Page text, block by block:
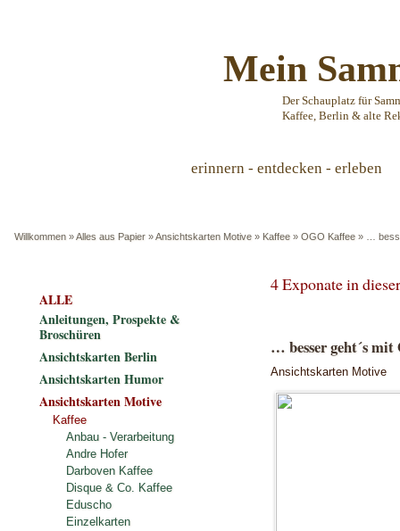
Mein
Der Schauplatz für
Kaffee, Berlin & alte
erinnern - entdecken - erleben
Willkommen »Alles aus Papier »Ansichtskarten Motive » Kaffee » OGO Kaffee » …
4 Exponate in
… besser geht´s
Ansichtskarten Motive
ALLE
Anleitungen, Prospekte &
Broschüren
Ansichtskarten Berlin
Ansichtskarten Humor
Ansichtskarten Motive
Kaffee
Anbau - Verarbeitung
Andre Hofer
Darboven Kaffee
Disque & Co. Kaffee
Eduscho
Einzelkarten